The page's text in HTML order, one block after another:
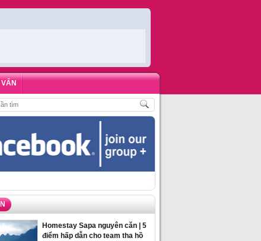
, ĐẶT PHÒNG HOMESTAY BIỂN HẠ LONG – 5 ĐỊA ĐIỂM ĐƯỢC LÒNG
Homestay Sapa nguyên căn | 5
điểm hấp dẫn cho team tha hồ